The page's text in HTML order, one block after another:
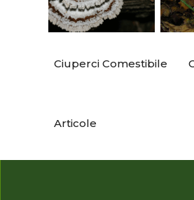
Ciuperci Comestibile
Articole